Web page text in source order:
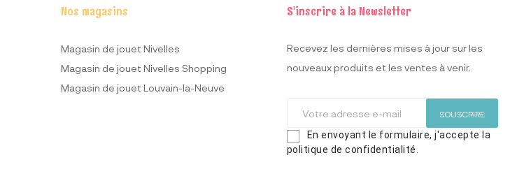
Nos magasins
Magasin de jouet Nivelles
Magasin de jouet Nivelles Shopping
Magasin de jouet Louvain-la-Neuve
S'inscrire à la Newsletter
Recevez les dernières mises à jour sur les
nouveaux produits et les ventes à venir.
SOUSCRIRE
En envoyant le formulaire, j'accepte la
politique de confidentialité.